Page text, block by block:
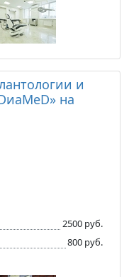
и
на
2500 руб.
800 руб.